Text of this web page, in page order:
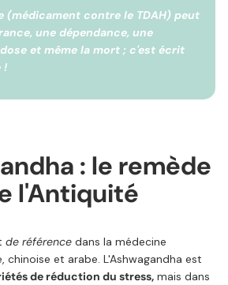
(médicament contre le TDAH) peut
une dépendance, une
et même la mort ; c'est écrit
!
: le remède
l'Antiquité
de référence dans la médecine
chinoise et arabe. L'Ashwagandha est
de réduction du stress, mais dans